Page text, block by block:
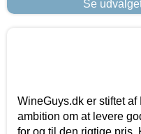
Se
WineGuys.dk er stiftet
ambition om at levere
for og til den rigtige pris.